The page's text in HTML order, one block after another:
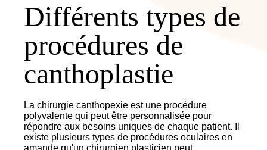
Différents types de
procédures de
canthoplastie
La chirurgie canthopexie est une procédure
polyvalente qui peut être personnalisée pour
répondre aux besoins uniques de chaque patient. Il
existe plusieurs types de procédures oculaires en